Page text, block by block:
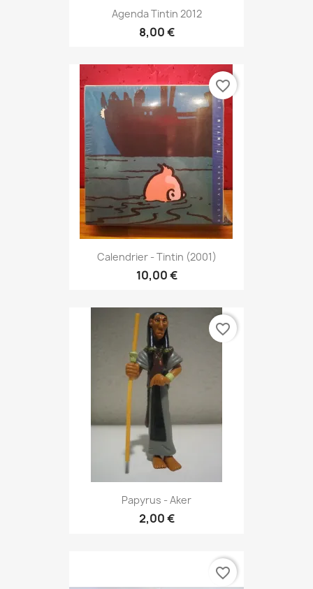
Agenda Tintin 2012
8,00 €
Calendrier - Tintin (2001)
10,00 €
favorite_border
Papyrus - Aker
2,00 €
favorite_border
favorite_border